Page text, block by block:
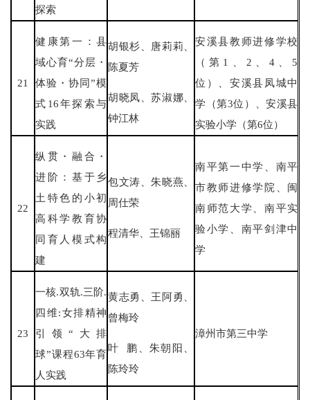
探索
21
健康第一：县
域心育“分层・
体验・协同”模
式16年探索与
实践
胡银杉、唐莉莉、
陈夏芳
胡晓凤、苏淑娜、
钟江林
安溪县教师进修学校
（第1、2、4、5
位）、安溪县凤城中
学（第3位）、安溪县
实验小学（第6位）
22
纵贯・融合・
进阶：基于乡
土特色的小初
高科学教育协
同育人模式构
建
包文涛、朱晓燕、
周仕荣
程清华、王锦丽
南平第一中学、南平
市教师进修学院、闽
南师范大学、南平实
验小学、南平剑津中
学
23
一核.双轨.三阶.
四维:女排精神
引领“大排
球”课程63年育
人实践
黄志勇、王阿勇、
曾梅玲
叶 鹏、朱朝阳、
陈玲玲
漳州市第三中学